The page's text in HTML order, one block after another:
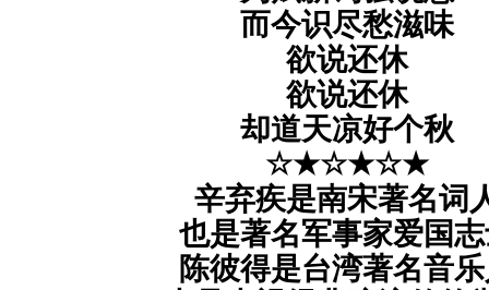
而今识尽愁滋味
欲说还休
欲说还休
却道天凉好个秋
☆★☆★☆★
辛弃疾是南宋著名词
也是著名军事家爱国
陈彼得是台湾著名音